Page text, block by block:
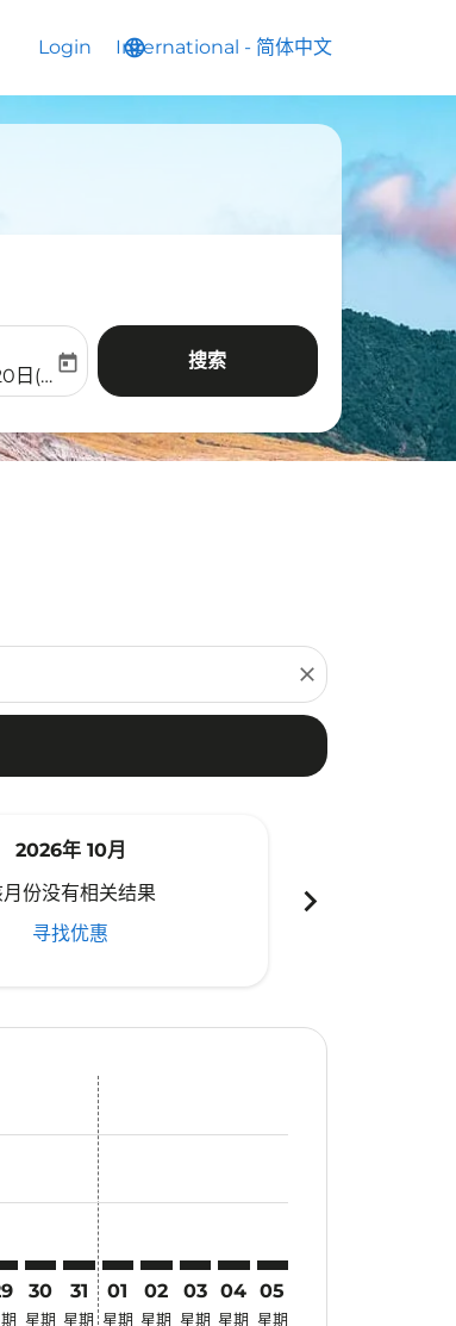
Login language
International - 简体中文
keyboard_arrow_down
date-aria-label
日(周四)
today 搜索
close
2026年 10月
份没有相关结果
寻找优惠
chevron_right
寻找优惠
寻找优惠寻找优惠
disclaimer. 寻找优惠
offers-disclaimer. 寻找优惠
view-offers-disclaimer. 寻找优惠
cmp-view-offers-disclaimer. 寻找优惠
cmp-view-offers-disclaimer. 寻找优惠
cmp-view-offers-disclaimer. 寻找优惠
CTS–MDC: cmp-view-offers-disclaimer. 寻找优惠
30
星期
CTS–MDC: cmp-view-offers-disclaimer. 寻找
31
星期
01
星期
02
星期
03
星期
04
星期
05
星期